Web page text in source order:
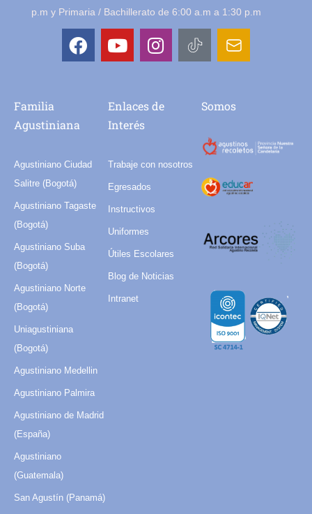
p.m y Primaria / Bachillerato de 6:00 a.m a 1:30 p.m
Familia
Agustiniana
Agustiniano Ciudad
Salitre (Bogotá)
Agustiniano Tagaste
(Bogotá)
Agustiniano Suba
(Bogotá)
Agustiniano Norte
(Bogotá)
Uniagustiniana
(Bogotá)
Agustiniano Medellin
Agustiniano Palmira
Agustiniano de Madrid
(España)
Agustiniano
(Guatemala)
San Agustín (Panamá)
Enlaces de
Interés
Trabaje con nosotros
Egresados
Instructivos
Uniformes
Útiles Escolares
Blog de Noticias
Intranet
Somos